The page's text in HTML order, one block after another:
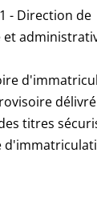
- Direction de
titres